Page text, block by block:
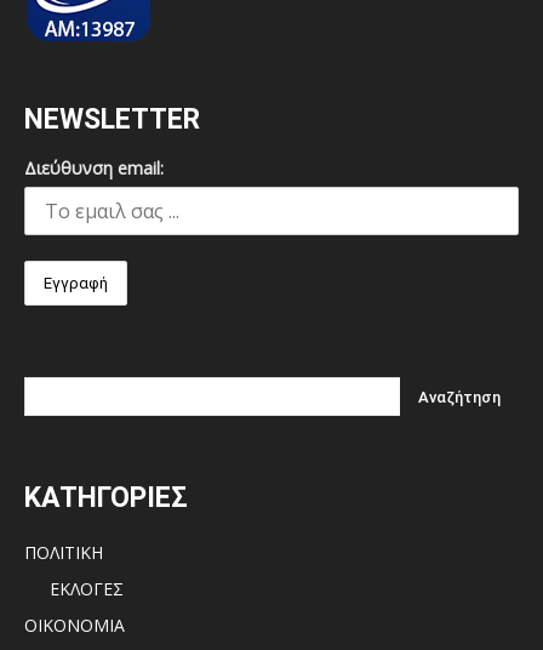
NEWSLETTER
Διεύθυνση email:
ΚΑΤΗΓΟΡΙΕΣ
ΠΟΛΙΤΙΚΗ
ΕΚΛΟΓΕΣ
ΟΙΚΟΝΟΜΙΑ